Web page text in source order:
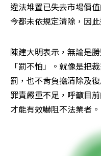
違法堆置已失去市場價
今都未依規定清除，因
陳建大明表示，無論是
「罰不怕」。就像是把
罰，也不肯負擔清除及
罪責嚴重不足，呼籲目
才能有效嚇阻不法業者。